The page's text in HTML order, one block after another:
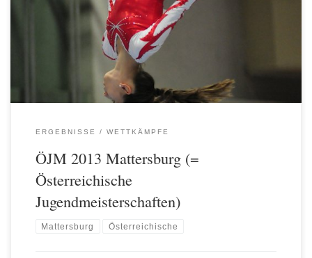
Teilnehmerinnen (Olivia Wasik, Jasmin Lejsek, Megan Leybourne und
Hannah Schmid) und Teilnehmer (Richard Palicka und Filip Arusoaie)
zeigten sich in guter Form und präsentierten ihre Übungen sehr gut!
Olivia und Jasmin durften in […]
ERGEBNISSE WETTKÄMPFE
ÖJM 2013 Mattersburg (=
Österreichische
Jugendmeisterschaften)
Mattersburg Österreichische